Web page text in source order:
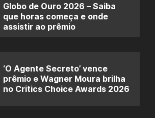
Globo de Ouro 2026 – Saiba
que horas começa e onde
assistir ao prêmio
‘O Agente Secreto’ vence
prêmio e Wagner Moura brilha
no Critics Choice Awards 2026